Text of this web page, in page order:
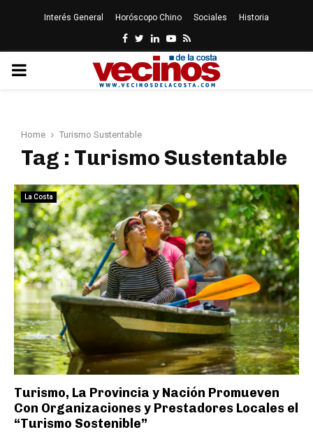
Interés General Horóscopo Chino Sociales Historia
Facebook
Twitter
LinkedinYoutube
Rss
PRIMARY
Home Turismo Sustentable
Tag : Turismo Sustentable
La Costa
Turismo, La Provincia y Nación Promueven
Con Organizaciones y Prestadores Locales el
“Turismo Sostenible”